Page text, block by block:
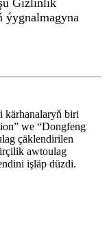
Gizlinlik
ýygnalmagyna
biri
we “Dongfeng
çäklendirilen
awtoulag
işläp düzdi.